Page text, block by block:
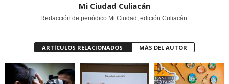
Mi Ciudad Culiacán
Redacción de periódico Mi Ciudad, edición Culiacán.
ARTÍCULOS RELACIONADOS MÁS DEL AUTOR